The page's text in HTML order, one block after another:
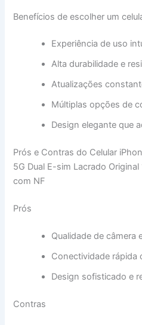
Benefícios de escolher um
Experiência de uso
Alta durabilidade e
Atualizações
Múltiplas opções de
Design elegante que
Prós e Contras do Celular
5G Dual E-sim Lacrado
com NF
Prós
Qualidade de câmera
Conectividade rápida
Design sofisticado e
Contras